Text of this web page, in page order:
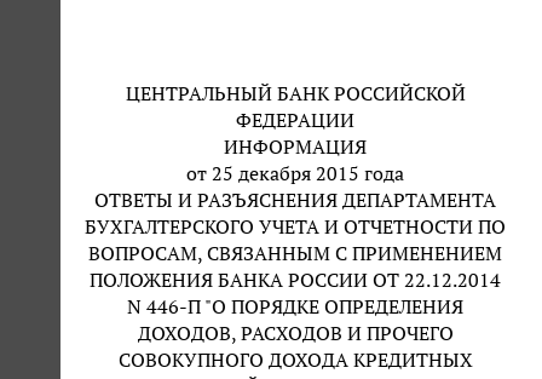
ЦЕНТРАЛЬНЫЙ БАНК РОССИЙСКОЙ
ФЕДЕРАЦИИ
ИНФОРМАЦИЯ
от 25 декабря 2015 года
ОТВЕТЫ И РАЗЪЯСНЕНИЯ ДЕПАРТАМЕНТА
БУХГАЛТЕРСКОГО УЧЕТА И ОТЧЕТНОСТИ ПО
ВОПРОСАМ, СВЯЗАННЫМ С ПРИМЕНЕНИЕМ
ПОЛОЖЕНИЯ БАНКА РОССИИ ОТ 22.12.2014
N 446-П "О ПОРЯДКЕ ОПРЕДЕЛЕНИЯ
ДОХОДОВ, РАСХОДОВ И ПРОЧЕГО
СОВОКУПНОГО ДОХОДА КРЕДИТНЫХ